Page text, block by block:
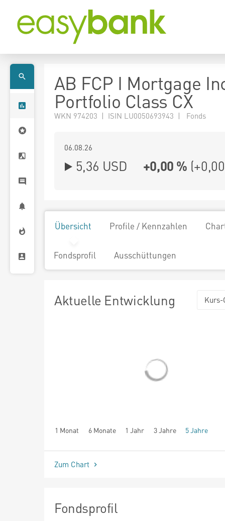
AB FCP I Mortgage
Portfolio Class CX
WKN 974203 | ISIN LU0050693943 | Fonds
06.08.26
5,36 USD +0,00 % (+0,00
Übersicht Profile / Kennzahlen
Fondsprofil Ausschüttungen
Aktuelle Entwicklung Kurs-
1 Monat 6 Monate 1 Jahr 3 Jahre 5 Jahre
seit Beginn
Zum Chart
Fondsprofil